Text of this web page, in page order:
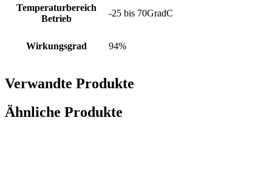
Temperaturbereich
Betrieb
-25 bis 70GradC
Wirkungsgrad 94%
Verwandte Produkte
Ähnliche Produkte